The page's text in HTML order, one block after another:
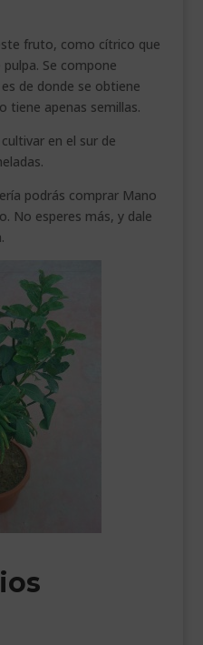
fruto, como cítrico que
Se compone
de donde se obtiene
tiene apenas semillas.
en el sur de
podrás comprar Mano
No esperes más, y dale